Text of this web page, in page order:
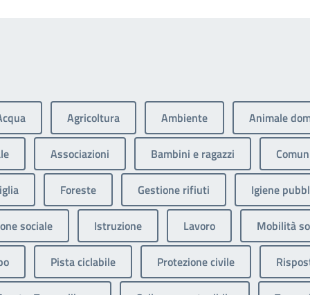
Agricoltura Ambiente Animale
Associazioni Bambini e ragazzi
Foreste Gestione rifiuti Igiene
sociale Istruzione Lavoro Mobilità
Pista ciclabile Protezione civile